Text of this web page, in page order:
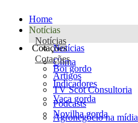
Home
Notícias
Notícias
Notícias
Clima
Artigos
TV Scot Consultoria
Podcasts
Agronegócio na mídia
Cotações
Cotações
Boi gordo
Indicadores
Vaca gorda
Novilha gorda